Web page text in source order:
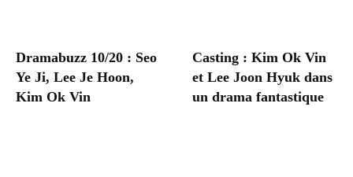
Dramabuzz 10/20 : Seo
Ye Ji, Lee Je Hoon,
Kim Ok Vin
Casting : Kim Ok Vin
et Lee Joon Hyuk dans
un drama fantastique